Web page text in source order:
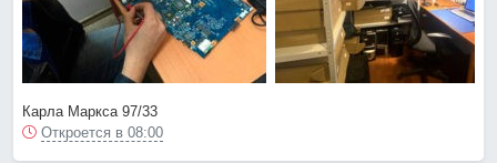
Карла Маркса 97/33
Откроется в 08:00